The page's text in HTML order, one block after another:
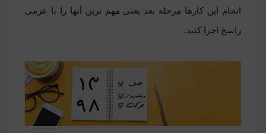
انجام این کارها مرحله بعد یعنی مهم ترین آنها را با عزمی
راسخ اجرا کنید.